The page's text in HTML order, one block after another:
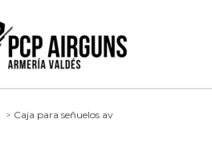
Caja para señuelos av